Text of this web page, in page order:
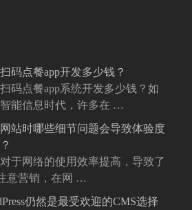
扫码点餐app开发多少钱？
扫码点餐app系统开发多少钱？如
能信息时代，许多在 …
站时哪些细节问题会导致体验度
对于网络的使用效率提高，导致了
意营销，在网 …
仍然是最受欢迎的CMS选择